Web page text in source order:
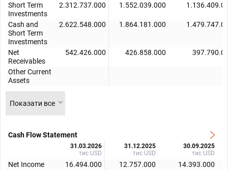
Short Term
Investments
2.312.737.000 1.552.039.000
Cash and
Short Term
Investments
2.622.548.000 1.864.181.000
Net
Receivables
542.426.000 426.858.000
Other Current
Assets
Показати все
Cash Flow Statement
31.03.2026
тис USD
31.12.2025
тис USD
30.09.2025
тис USD
Net Income 16.494.000 12.757.000
14.393.000